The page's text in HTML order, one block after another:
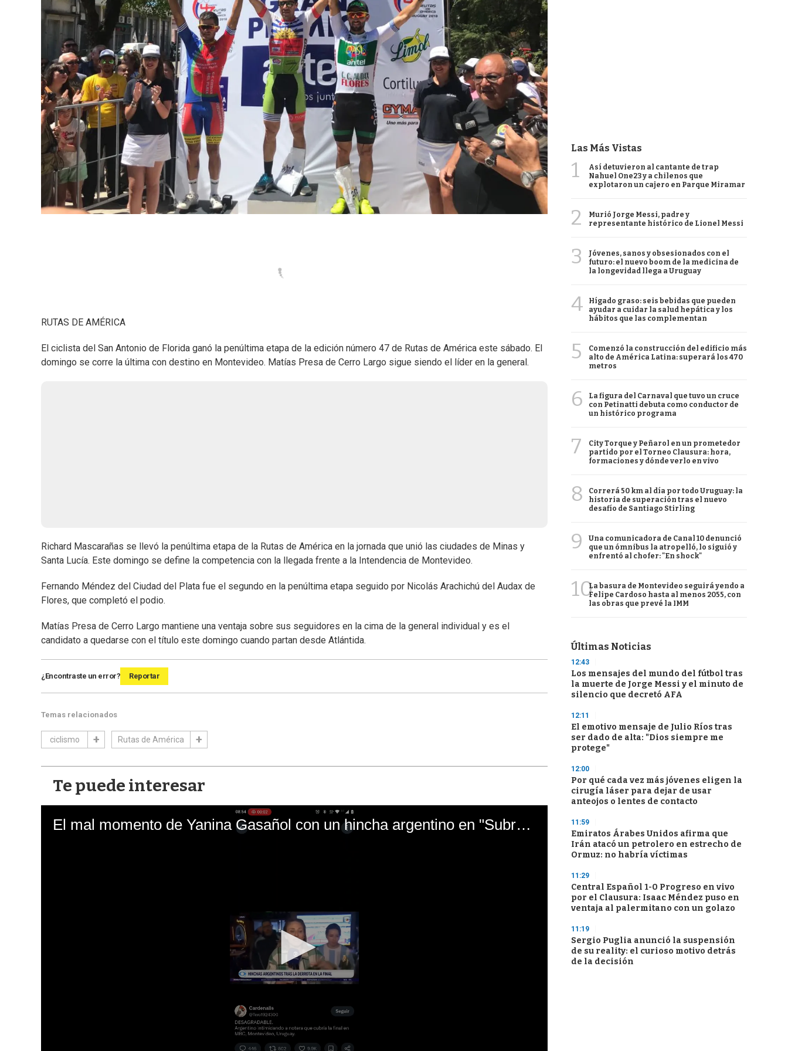
RUTAS DE AMÉRICA
El ciclista del San Antonio de Florida ganó la penúltima etapa de la edición número 47 de Rutas de América este sábado. El
domingo se corre la última con destino en Montevideo. Matías Presa de Cerro Largo sigue siendo el líder en la general.
Richard Mascarañas se llevó la penúltima etapa de la Rutas de América en la jornada que unió las ciudades de Minas y
Santa Lucía. Este domingo se define la competencia con la llegada frente a la Intendencia de Montevideo.
Fernando Méndez del Ciudad del Plata fue el segundo en la penúltima etapa seguido por Nicolás Arachichú del Audax de
Flores, que completó el podio.
Matías Presa de Cerro Largo mantiene una ventaja sobre sus seguidores en la cima de la general individual y es el
candidato a quedarse con el título este domingo cuando partan desde Atlántida.
¿Encontraste un error? Reportar
Temas relacionados
ciclismo Rutas de América
Te puede interesar
El mal momento de Yanina Gasañol con un hincha argentino en "Subrayado"
Las Más Vistas
1
Así detuvieron al cantante de trap
Nahuel One23 y a chilenos que
explotaron un cajero en Parque Miramar
2
Murió Jorge Messi, padre y
representante histórico de Lionel Messi
3
Jóvenes, sanos y obsesionados con el
futuro: el nuevo boom de la medicina de
la longevidad llega a Uruguay
4
Hígado graso: seis bebidas que pueden
ayudar a cuidar la salud hepática y los
hábitos que las complementan
5
Comenzó la construcción del edificio más
alto de América Latina: superará los 470
metros
6
La figura del Carnaval que tuvo un cruce
con Petinatti debuta como conductor de
un histórico programa
7
City Torque y Peñarol en un prometedor
partido por el Torneo Clausura: hora,
formaciones y dónde verlo en vivo
8
Correrá 50 km al día por todo Uruguay: la
historia de superación tras el nuevo
desafío de Santiago Stirling
9
Una comunicadora de Canal 10 denunció
que un ómnibus la atropelló, lo siguió y
enfrentó al chofer: "En shock"
10La basura de Montevideo seguirá yendo a
Felipe Cardoso hasta al menos 2055, con
las obras que prevé la IMM
Últimas Noticias
12:43
Los mensajes del mundo del fútbol tras
la muerte de Jorge Messi y el minuto de
silencio que decretó AFA
12:11
El emotivo mensaje de Julio Ríos tras
ser dado de alta: "Dios siempre me
protege"
12:00
Por qué cada vez más jóvenes eligen la
cirugía láser para dejar de usar
anteojos o lentes de contacto
11:59
Emiratos Árabes Unidos afirma que
Irán atacó un petrolero en estrecho de
Ormuz: no habría víctimas
11:29
Central Español 1-0 Progreso en vivo
por el Clausura: Isaac Méndez puso en
ventaja al palermitano con un golazo
11:19
Sergio Puglia anunció la suspensión
de su reality: el curioso motivo detrás
de la decisión